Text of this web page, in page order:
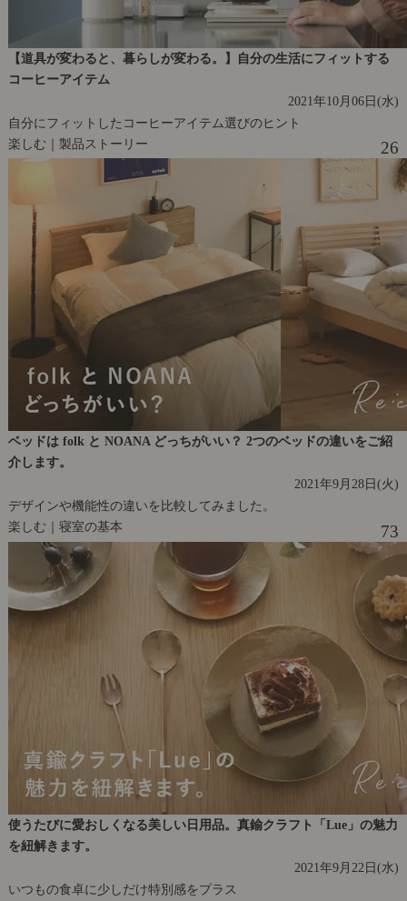
【道具が変わると、暮らしが変わる。】自分の生活にフィットする
コーヒーアイテム
2021年10月06日(水)
自分にフィットしたコーヒーアイテム選びのヒント
楽しむ｜製品ストーリー
26
ベッドは folk と NOANA どっちがいい？ 2つのベッドの違いをご紹
介します。
2021年9月28日(火)
デザインや機能性の違いを比較してみました。
楽しむ｜寝室の基本
73
使うたびに愛おしくなる美しい日用品。真鍮クラフト「Lue」の魅力
を紐解きます。
2021年9月22日(水)
いつもの食卓に少しだけ特別感をプラス